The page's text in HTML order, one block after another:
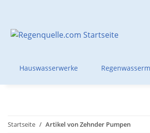
Hauswasserwerke
Startseite Artikel von Zehnder Pumpen